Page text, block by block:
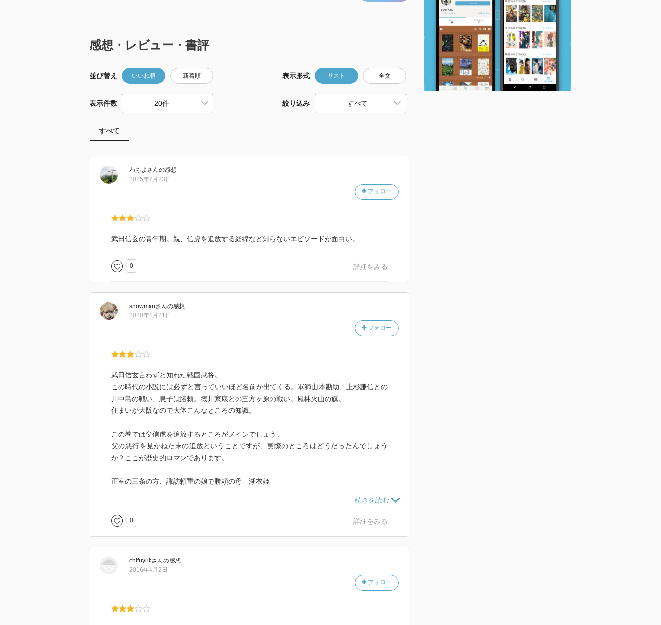
感想・レビュー・書評
並び替え いいね順 新着順 表示形式 リスト 全文
表示件数 絞り込み
すべて
わちよ さんの感想
フォロー
2025年7月23日
武田信玄の青年期。親、信虎を追放する経緯など知らないエピソードが面白い。
0 詳細をみる
snowmanさんの感想
フォロー
2020年4月21日
武田信玄言わずと知れた戦国武将。
この時代の小説には必ずと言っていいほど名前が出てくる。軍師山本勘助、上杉謙信との
川中島の戦い、息子は勝頼。徳川家康との三方ヶ原の戦い。風林火山の旗。
住まいが大阪なので大体こんなところの知識。
この巻では父信虎を追放するところがメインでしょう。
父の悪行を見かねた末の追放ということですが、実際のところはどうだったんでしょう
か？ここが歴史的ロマンであります。
正室の三条の方、諏訪頼重の娘で勝頼の母 湖衣姫
などなどが得た知識です。
0 詳細をみる
chifuyukさんの感想
フォロー
2016年4月2日